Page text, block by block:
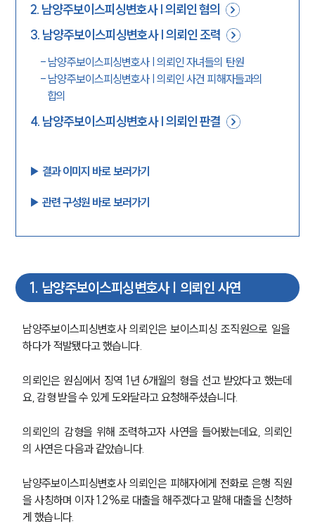
2. 남양주보이스피싱변호사 | 의뢰인 혐의
3. 남양주보이스피싱변호사 | 의뢰인 조력
- 남양주보이스피싱변호사 | 의뢰인 자녀들의 탄원
- 남양주보이스피싱변호사 | 의뢰인 사건 피해자들과의
합의
4. 남양주보이스피싱변호사 | 의뢰인 판결
▶︎ 결과 이미지 바로 보러가기
▶︎ 관련 구성원 바로 보러가기
1. 남양주보이스피싱변호사 | 의뢰인 사연
남양주보이스피싱변호사 의뢰인은 보이스피싱 조직원으로 일을
하다가 적발됐다고 했습니다.
의뢰인은 원심에서 징역 1년 6개월의 형을 선고 받았다고 했는데
요, 감형 받을 수 있게 도와달라고 요청해주셨습니다.
의뢰인의 감형을 위해 조력하고자 사연을 들어봤는데요, 의뢰인
의 사연은 다음과 같았습니다.
남양주보이스피싱변호사 의뢰인은 피해자에게 전화로 은행 직원
을 사칭하며 이자 1.2%로 대출을 해주겠다고 말해 대출을 신청하
게 했습니다.